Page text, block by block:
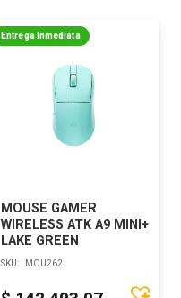
Entrega Inmediata
MOUSE GAMER
WIRELESS ATK A9 MINI+
LAKE GREEN
SKU: MOU262